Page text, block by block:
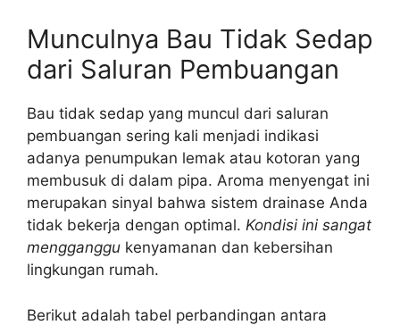
Munculnya Bau Tidak Sedap
dari Saluran Pembuangan
Bau tidak sedap yang muncul dari saluran
pembuangan sering kali menjadi indikasi
adanya penumpukan lemak atau kotoran yang
membusuk di dalam pipa. Aroma menyengat ini
merupakan sinyal bahwa sistem drainase Anda
tidak bekerja dengan optimal. Kondisi ini sangat
mengganggu kenyamanan dan kebersihan
lingkungan rumah.
Berikut adalah tabel perbandingan antara